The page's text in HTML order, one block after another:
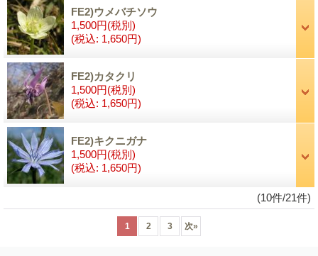
FE2)ウメバチソウ
1,500円(税別)
(税込: 1,650円)
FE2)カタクリ
1,500円(税別)
(税込: 1,650円)
FE2)キクニガナ
1,500円(税別)
(税込: 1,650円)
(10件/21件)
1 2 3 次»